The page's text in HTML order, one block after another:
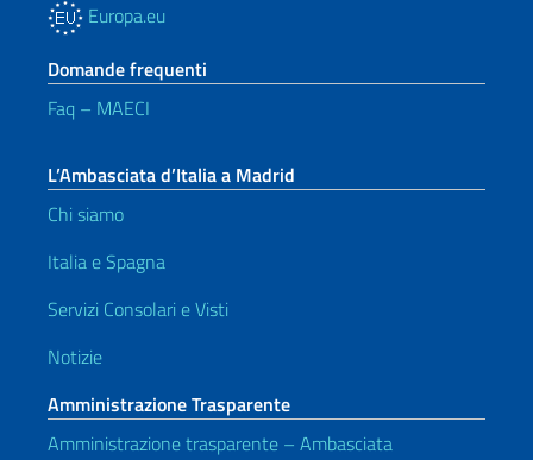
Europa.eu
Domande frequenti
Faq – MAECI
L’Ambasciata d’Italia a Madrid
Chi siamo
Italia e Spagna
Servizi Consolari e Visti
Notizie
Amministrazione Trasparente
Amministrazione trasparente – Ambasciata